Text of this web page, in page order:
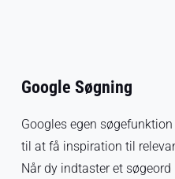
Google Søgning
Googles egen
til at få inspiration til
Når dy indtaster et